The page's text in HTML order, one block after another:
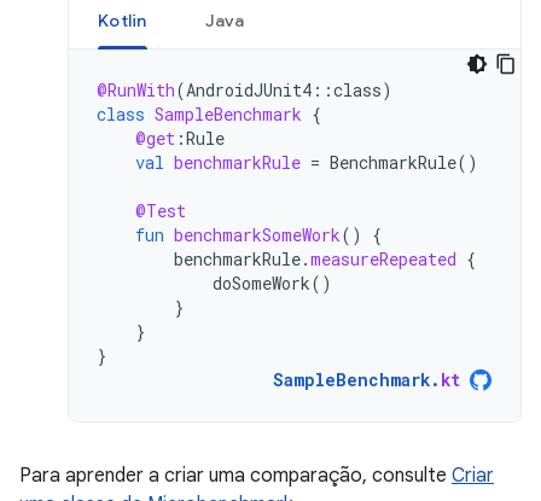
Kotlin Java
@RunWith(AndroidJUnit4 ::class)
class SampleBenchmark {
@get :Rule
val benchmarkRule = BenchmarkRule()
@Test
fun benchmarkSomeWork()
{
benchmarkRule.measureRepeated {
doSomeWork()
}
}
}
SampleBenchmark. kt
Para aprender a criar uma comparação, consulte Criar